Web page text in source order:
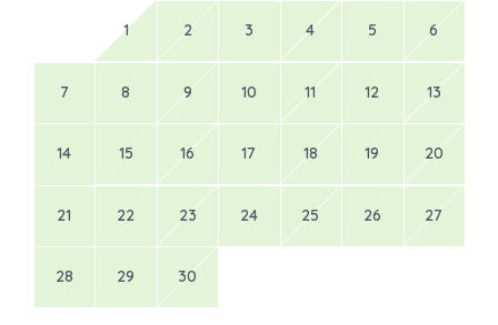
1 2 3 4 5 6
7 8 9 10 11 12 13
14 15 16 17 18 19 20
21 22 23 24 25 26 27
28 29 30